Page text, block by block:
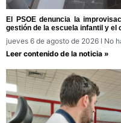
El PSOE denuncia la
gestión de la escuela infantil y el
jueves 6 de agosto de 2026
No
Leer contenido de la noticia »